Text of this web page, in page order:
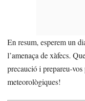
En resum, esperem un
l’amenaça de xàfecs.
precaució i prepareu-
meteorològiques!